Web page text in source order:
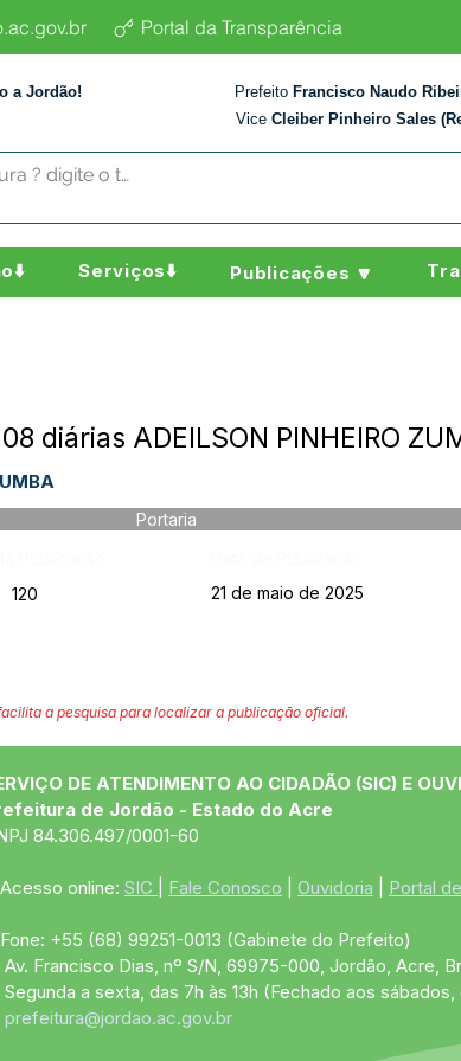
Portal da Transparência
a Jordão! Prefeito Francisco Naudo
Vice Cleiber Pinheiro Sales
Serviços⬇️ Publicações 🔽
diárias ADEILSON PINHEIRO
Portaria
120 21 de maio de 2025
a pesquisa para localizar a publicação oficial.
DE ATENDIMENTO AO CIDADÃO (SIC) E
de Jordão - Estado do Acre
84.306.497/0001-60
online: SIC Fale Conosco Ouvidoria Portal
+55 (68) 99251-0013 (Gabinete do Prefeito)
Av. Francisco Dias, nº S/N, 69975-000, Jordão, Acre,
Segunda a sexta, das 7h às 13h (Fechado aos
prefeitura@jordao.ac.gov.br